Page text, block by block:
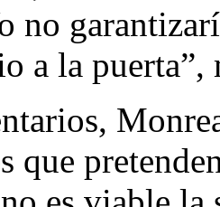
no
a la
que